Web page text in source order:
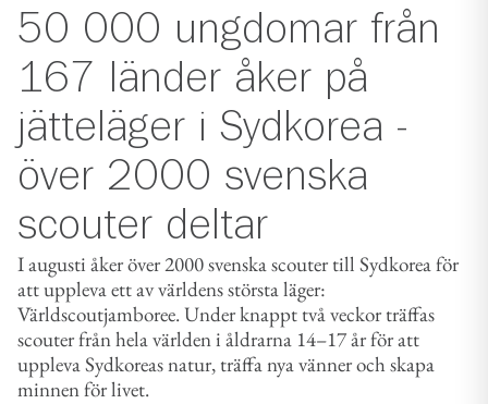
50 000 ungdomar från
167 länder åker på
jätteläger i Sydkorea -
över 2000 svenska
scouter deltar
I augusti åker över 2000 svenska scouter till Sydkorea för
att uppleva ett av världens största läger:
Världscoutjamboree. Under knappt två veckor träffas
scouter från hela världen i åldrarna 14–17 år för att
uppleva Sydkoreas natur, träffa nya vänner och skapa
minnen för livet.